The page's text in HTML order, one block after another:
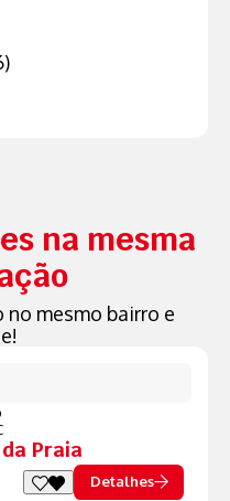
na mesma
mesmo bairro e
Praia
Detalhes